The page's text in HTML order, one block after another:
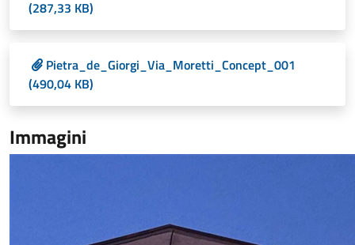
(287,33 KB)
Pietra_de_Giorgi_Via_Moretti_Concept_001
(490,04 KB)
Immagini